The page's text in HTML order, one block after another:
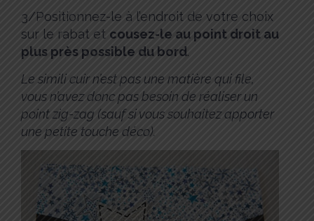
3/Positionnez-le à l’endroit de votre choix
sur le rabat et cousez-le au point droit au
plus près possible du bord.
Le simili cuir n’est pas une matière qui file,
vous n’avez donc pas besoin de réaliser un
point zig-zag (sauf si vous souhaitez apporter
une petite touche déco).